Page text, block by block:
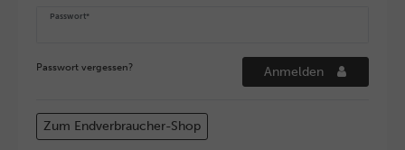
Passwort*
Passwort vergessen? Anmelden
Zum Endverbraucher-Shop